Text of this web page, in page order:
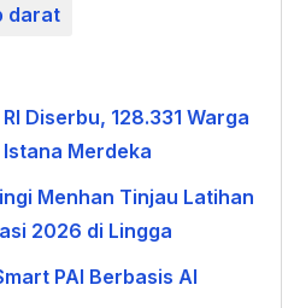
darat
Diserbu, 128.331 Warga
Merdeka
Menhan Tinjau Latihan
2026 di Lingga
PAI Berbasis AI